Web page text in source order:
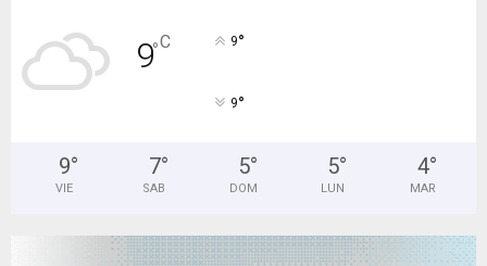
9°C 9°
9°
9°
VIE
7°
SAB
5°
DOM
5°
LUN
4°
MAR